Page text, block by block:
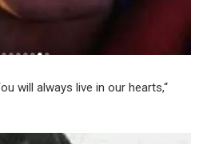
will always live in our hearts,“